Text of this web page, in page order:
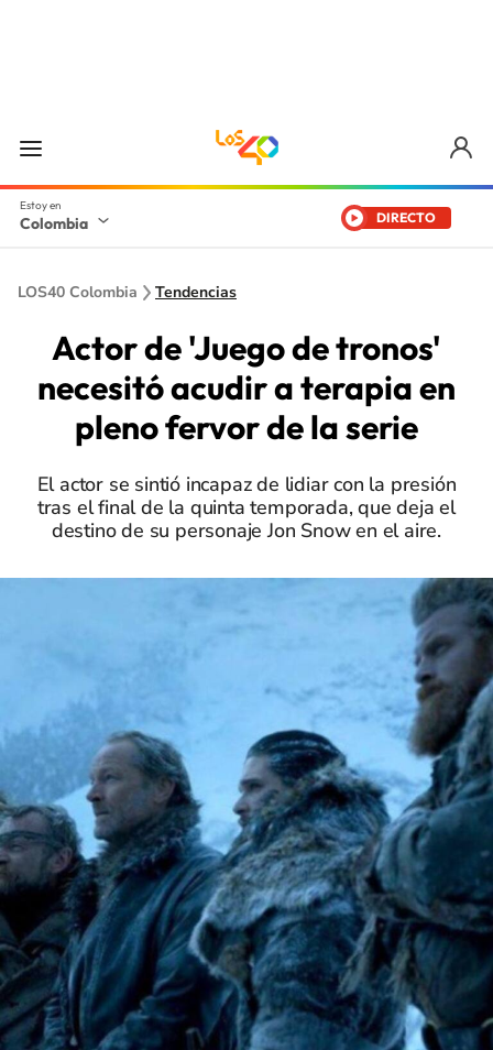
Colombia DIRECTO
LOS40 Colombia Tendencias
Actor de 'Juego de tronos'
necesitó acudir a terapia en
pleno fervor de la serie
El actor se sintió incapaz de lidiar con la presión
tras el final de la quinta temporada, que deja el
destino de su personaje Jon Snow en el aire.